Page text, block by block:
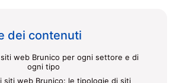
dei contenuti
siti web Brunico per ogni settore e di
ogni tipo
siti web Brunico: le tipologie di siti